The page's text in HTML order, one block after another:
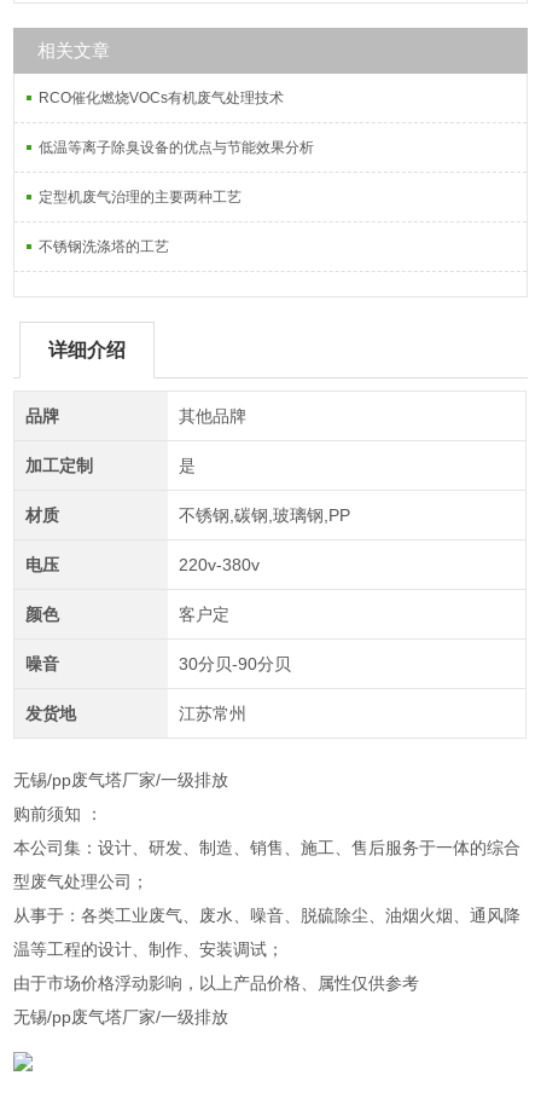
相关文章
RCO催化燃烧VOCs有机废气处理技术
低温等离子除臭设备的优点与节能效果分析
定型机废气治理的主要两种工艺
不锈钢洗涤塔的工艺
详细介绍
品牌 其他品牌
加工定制 是
材质 不锈钢,碳钢,玻璃钢,PP
电压 220v-380v
颜色 客户定
噪音 30分贝-90分贝
发货地 江苏常州
无锡/pp废气塔厂家/一级排放
购前须知 ：
本公司集：设计、研发、制造、销售、施工、售后服务于一体的综合
型废气处理公司；
从事于：各类工业废气、废水、噪音、脱硫除尘、油烟火烟、通风降
温等工程的设计、制作、安装调试；
由于市场价格浮动影响，以上产品价格、属性仅供参考
无锡/pp废气塔厂家/一级排放